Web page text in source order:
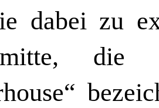
dabei zu